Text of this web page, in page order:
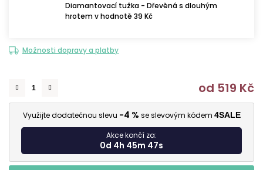
Diamantovací tužka - Dřevěná s dlouhým
hrotem v hodnotě 39 Kč
Možnosti dopravy a platby
od 519 Kč
Využijte dodatečnou slevu -4 % se slevovým kódem 4SALE
Akce končí za:
0d 4h 45m 46s